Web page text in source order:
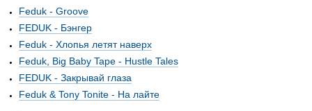
Feduk - Groove
FEDUK - Бэнгер
Feduk - Хлопья летят наверх
Feduk, Big Baby Tape - Hustle Tales
FEDUK - Закрывай глаза
Feduk & Tony Tonite - На лайте